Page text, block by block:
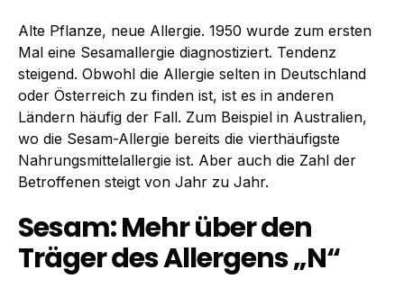
Alte Pflanze, neue Allergie. 1950 wurde zum ersten
Mal eine Sesamallergie diagnostiziert. Tendenz
steigend. Obwohl die Allergie selten in Deutschland
oder Österreich zu finden ist, ist es in anderen
Ländern häufig der Fall. Zum Beispiel in Australien,
wo die Sesam-Allergie bereits die vierthäufigste
Nahrungsmittelallergie ist. Aber auch die Zahl der
Betroffenen steigt von Jahr zu Jahr.
Sesam: Mehr über den
Träger des Allergens „N“